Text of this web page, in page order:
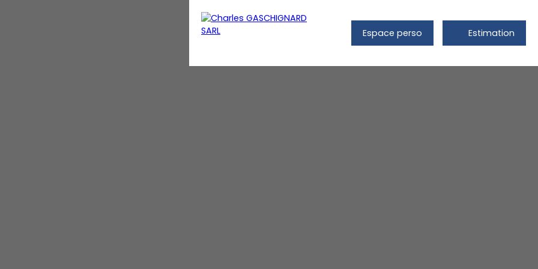
Espace perso Estimation